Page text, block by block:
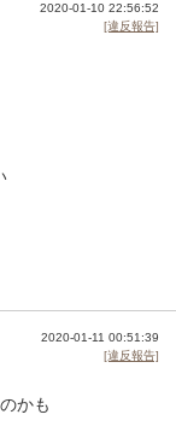
2020-01-10 22:56:52
[違反報告]
2020-01-11 00:51:39
[違反報告]
かも